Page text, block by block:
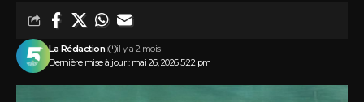
Dernière mise à jour : mai 26, 2026 5:22 pm
La Rédaction il y a 2 mois